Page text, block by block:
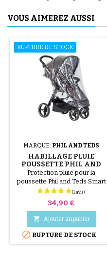
VOUS AIMEREZ AUSSI
RUPTURE DE STOCK
MARQUE: PHIL AND TEDS
HABILLAGE PLUIE
POUSSETTE PHIL AND
TEDS SMART V3
Protection pluie pour la
poussette Phil and Teds Smart
V3 Pour 1 siège
Prix
34,90 €
 Ajouter au panier
 RUPTURE DE STOCK